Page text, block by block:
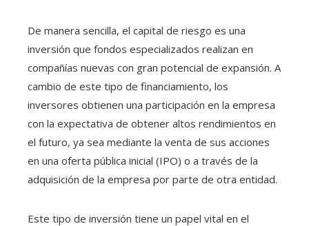
De manera sencilla, el capital de riesgo es una
inversión que fondos especializados realizan en
compañías nuevas con gran potencial de expansión. A
cambio de este tipo de financiamiento, los
inversores obtienen una participación en la empresa
con la expectativa de obtener altos rendimientos en
el futuro, ya sea mediante la venta de sus acciones
en una oferta pública inicial (IPO) o a través de la
adquisición de la empresa por parte de otra entidad.
Este tipo de inversión tiene un papel vital en el